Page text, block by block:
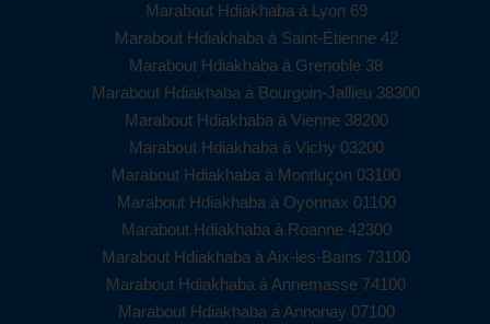
Marabout Hdiakhaba à Lyon 69
Marabout Hdiakhaba à Saint-Étienne 42
Marabout Hdiakhaba à Grenoble 38
Marabout Hdiakhaba à Bourgoin-Jallieu 38300
Marabout Hdiakhaba à Vienne 38200
Marabout Hdiakhaba à Vichy 03200
Marabout Hdiakhaba à Montluçon 03100
Marabout Hdiakhaba à Oyonnax 01100
Marabout Hdiakhaba à Roanne 42300
Marabout Hdiakhaba à Aix-les-Bains 73100
Marabout Hdiakhaba à Annemasse 74100
Marabout Hdiakhaba à Annonay 07100